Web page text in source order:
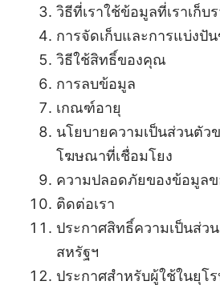
วิธีที่เราใช้ข้อมูลที่เราเก็บ
การจัดเก็บและการแบ่งปั
วิธีใช้สิทธิ์ของคุณ
การลบข้อมูล
เกณฑ์อายุ
นโยบายความเป็นส่วนตัว
โฆษณาที่เชื่อมโยง
ความปลอดภัยของข้อมูล
ติดต่อเรา
ประกาศสิทธิ์ความเป็นส่ว
สหรัฐฯ
ประกาศสำหรับผู้ใช้ในยุโ